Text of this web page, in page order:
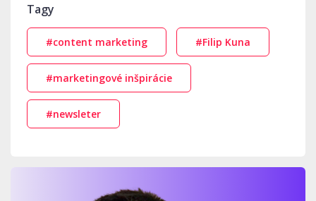
Tagy
#content marketing #Filip Kuna
#marketingové inšpirácie
#newsleter